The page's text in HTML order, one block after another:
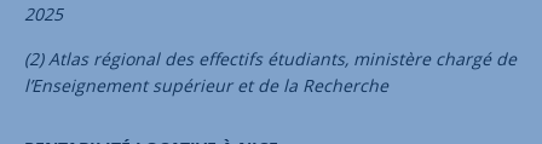
2025
(2) Atlas régional des effectifs étudiants, ministère chargé de
l’Enseignement supérieur et de la Recherche